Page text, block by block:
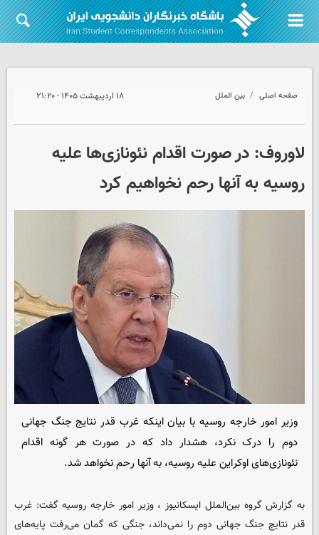
صفحه اصلی بین الملل ۱۸ اردیبهشت ۱۴۰۵ - ۲۱:۲۰
لاوروف: در صورت اقدام نئونازی‌ها علیه
روسیه به آنها رحم نخواهیم کرد
وزیر امور خارجه روسیه با بیان اینکه غرب قدر نتایج جنگ جهانی
دوم را درک نکرد، هشدار داد که در صورت هر گونه اقدام
نئونازی‌های اوکراین علیه روسیه، به آنها رحم نخواهد شد.
به گزارش گروه بین‌الملل ایسکانیوز ، وزیر امور خارجه روسیه گفت: غرب
قدر نتایج جنگ جهانی دوم را نمی‌داند، جنگی که گمان می‌رفت پایه‌های